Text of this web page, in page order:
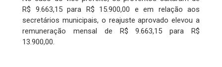
R$ 9.663,15 para R$ 15.900,00 e em relação aos
secretários municipais, o reajuste aprovado elevou a
remuneração mensal de R$ 9.663,15 para R$
13.900,00.